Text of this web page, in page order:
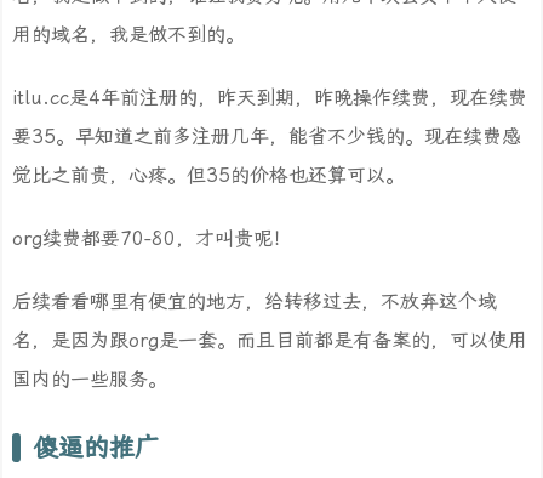
用的域名，我是做不到的。
itlu.cc是4年前注册的，昨天到期，昨晚操作续费，现在续费
要35。早知道之前多注册几年，能省不少钱的。现在续费感
觉比之前贵，心疼。但35的价格也还算可以。
org续费都要70-80，才叫贵呢！
后续看看哪里有便宜的地方，给转移过去，不放弃这个域
名，是因为跟org是一套。而且目前都是有备案的，可以使用
国内的一些服务。
傻逼的推广